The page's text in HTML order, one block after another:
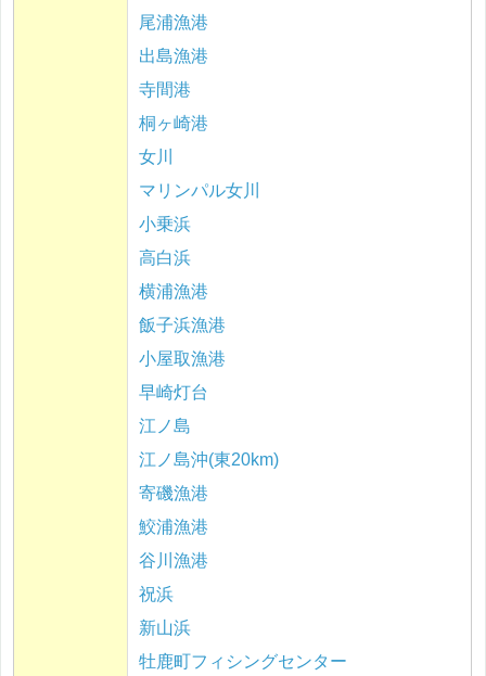
尾浦漁港
出島漁港
寺間港
桐ヶ崎港
女川
マリンパル女川
小乗浜
高白浜
横浦漁港
飯子浜漁港
小屋取漁港
早崎灯台
江ノ島
江ノ島沖(東20km)
寄磯漁港
鮫浦漁港
谷川漁港
祝浜
新山浜
牡鹿町フィシングセンター